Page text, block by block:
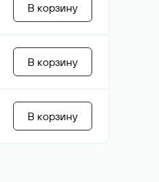
В корзину
В корзину
В корзину